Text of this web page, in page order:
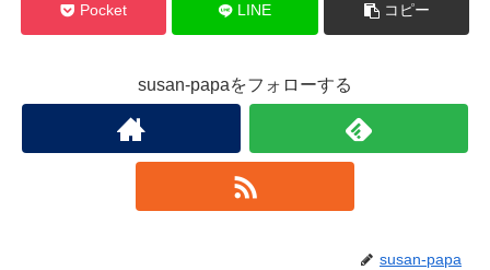
Pocket LINE コピー
susan-papaをフォローする
susan-papa